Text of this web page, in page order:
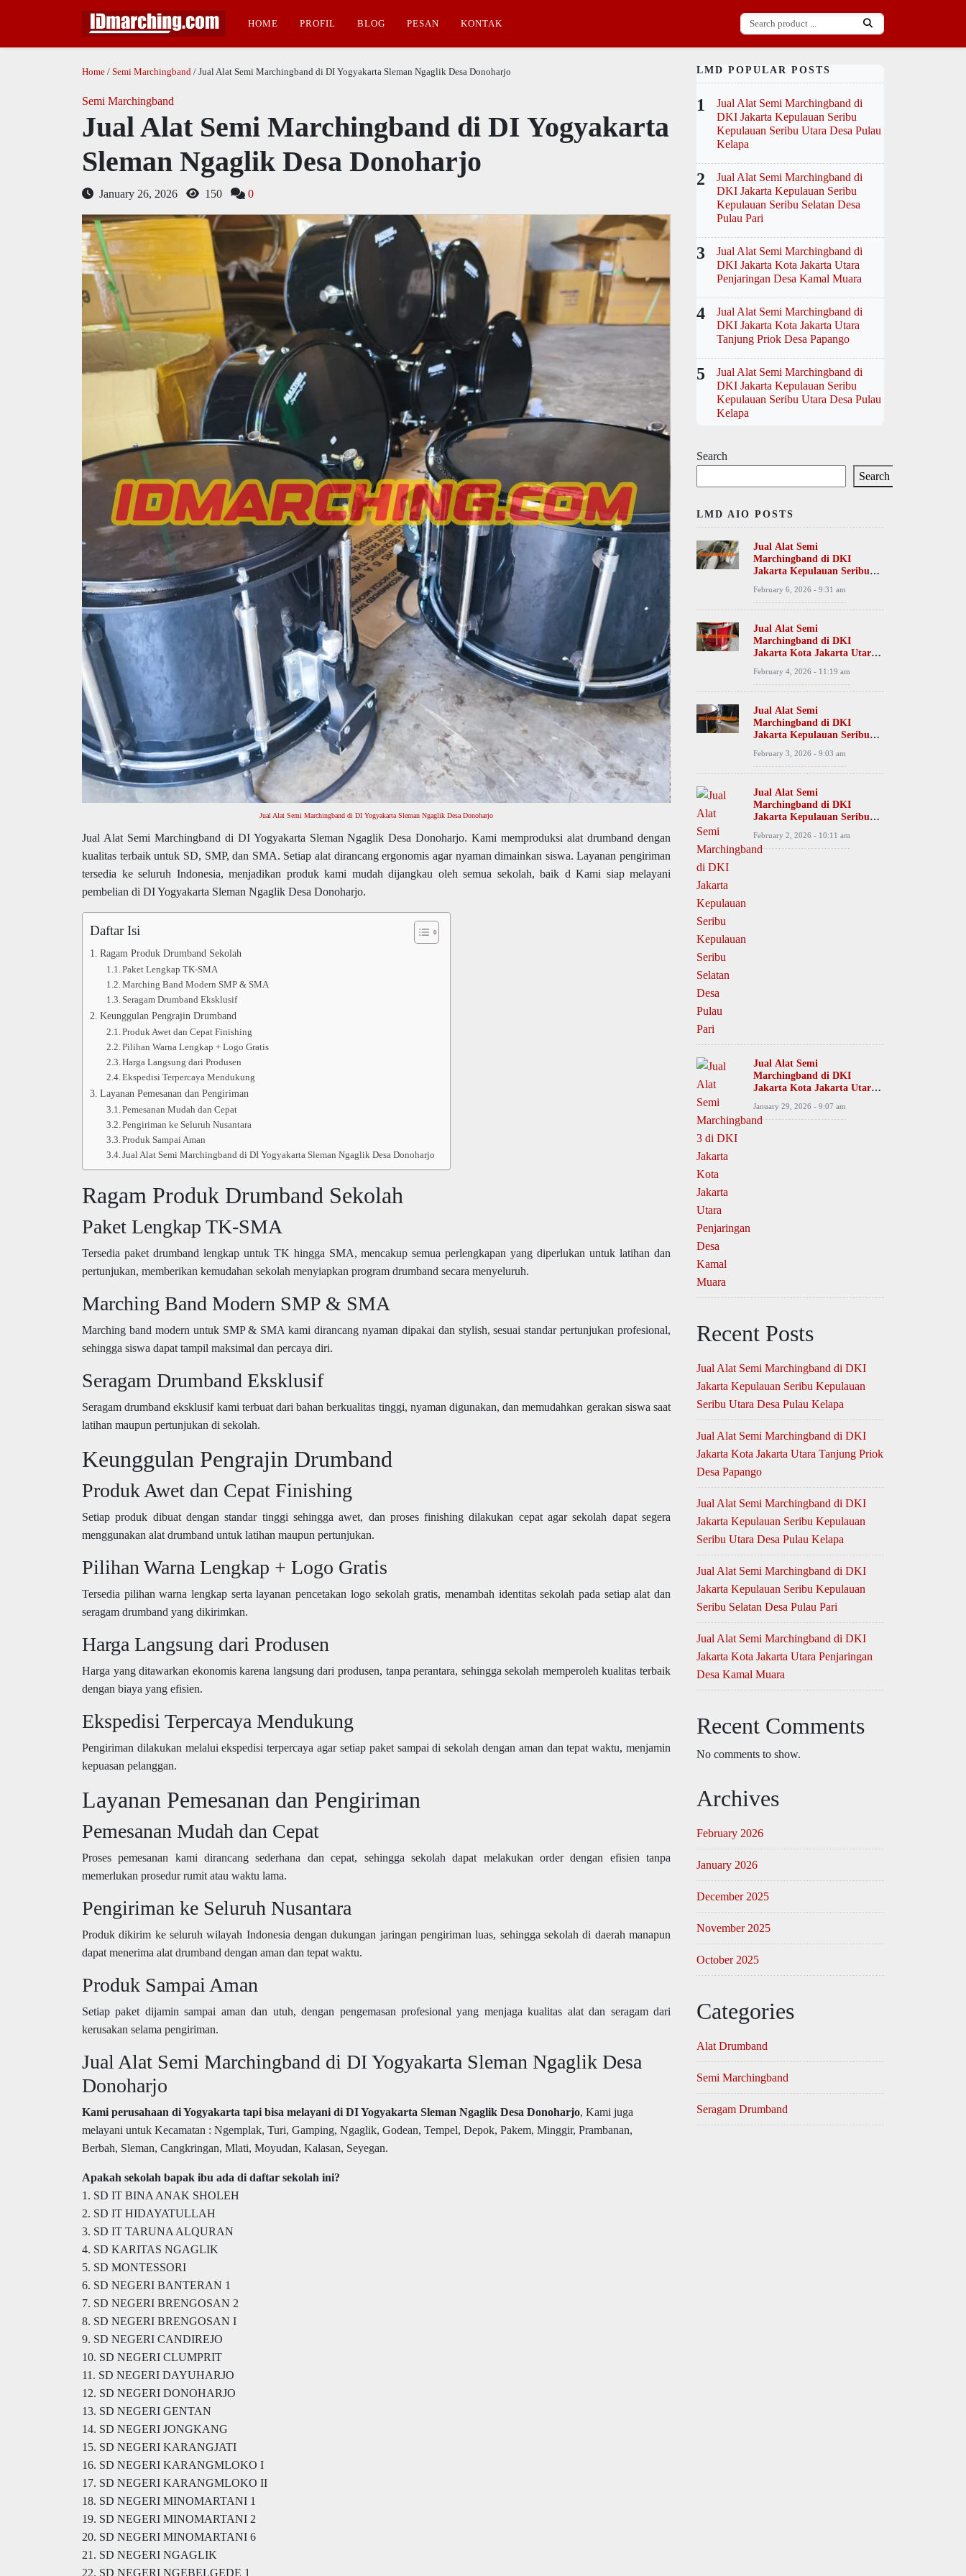
HOME PROFIL BLOG PESAN KONTAK
Home / Semi Marchingband / Jual Alat Semi Marchingband di DI Yogyakarta Sleman Ngaglik Desa Donoharjo
Semi Marchingband
Jual Alat Semi Marchingband di DI Yogyakarta
Sleman Ngaglik Desa Donoharjo
January 26, 2026 150 0
Jual Alat Semi Marchingband di DI Yogyakarta Sleman Ngaglik Desa Donoharjo
Jual Alat Semi Marchingband di DI Yogyakarta Sleman Ngaglik Desa Donoharjo. Kami memproduksi alat drumband dengan
kualitas terbaik untuk SD, SMP, dan SMA. Setiap alat dirancang ergonomis agar nyaman dimainkan siswa. Layanan pengiriman
tersedia ke seluruh Indonesia, menjadikan produk kami mudah dijangkau oleh semua sekolah, baik d Kami siap melayani
pembelian di DI Yogyakarta Sleman Ngaglik Desa Donoharjo.
Daftar Isi
Ragam Produk Drumband Sekolah
Paket Lengkap TK-SMA
Marching Band Modern SMP & SMA
Seragam Drumband Eksklusif
Keunggulan Pengrajin Drumband
Produk Awet dan Cepat Finishing
Pilihan Warna Lengkap + Logo Gratis
Harga Langsung dari Produsen
Ekspedisi Terpercaya Mendukung
Layanan Pemesanan dan Pengiriman
Pemesanan Mudah dan Cepat
Pengiriman ke Seluruh Nusantara
Produk Sampai Aman
Jual Alat Semi Marchingband di DI Yogyakarta Sleman Ngaglik Desa Donoharjo
Ragam Produk Drumband Sekolah
Paket Lengkap TK-SMA
Tersedia paket drumband lengkap untuk TK hingga SMA, mencakup semua perlengkapan yang diperlukan untuk latihan dan
pertunjukan, memberikan kemudahan sekolah menyiapkan program drumband secara menyeluruh.
Marching Band Modern SMP & SMA
Marching band modern untuk SMP & SMA kami dirancang nyaman dipakai dan stylish, sesuai standar pertunjukan profesional,
sehingga siswa dapat tampil maksimal dan percaya diri.
Seragam Drumband Eksklusif
Seragam drumband eksklusif kami terbuat dari bahan berkualitas tinggi, nyaman digunakan, dan memudahkan gerakan siswa saat
latihan maupun pertunjukan di sekolah.
Keunggulan Pengrajin Drumband
Produk Awet dan Cepat Finishing
Setiap produk dibuat dengan standar tinggi sehingga awet, dan proses finishing dilakukan cepat agar sekolah dapat segera
menggunakan alat drumband untuk latihan maupun pertunjukan.
Pilihan Warna Lengkap + Logo Gratis
Tersedia pilihan warna lengkap serta layanan pencetakan logo sekolah gratis, menambah identitas sekolah pada setiap alat dan
seragam drumband yang dikirimkan.
Harga Langsung dari Produsen
Harga yang ditawarkan ekonomis karena langsung dari produsen, tanpa perantara, sehingga sekolah memperoleh kualitas terbaik
dengan biaya yang efisien.
Ekspedisi Terpercaya Mendukung
Pengiriman dilakukan melalui ekspedisi terpercaya agar setiap paket sampai di sekolah dengan aman dan tepat waktu, menjamin
kepuasan pelanggan.
Layanan Pemesanan dan Pengiriman
Pemesanan Mudah dan Cepat
Proses pemesanan kami dirancang sederhana dan cepat, sehingga sekolah dapat melakukan order dengan efisien tanpa
memerlukan prosedur rumit atau waktu lama.
Pengiriman ke Seluruh Nusantara
Produk dikirim ke seluruh wilayah Indonesia dengan dukungan jaringan pengiriman luas, sehingga sekolah di daerah manapun
dapat menerima alat drumband dengan aman dan tepat waktu.
Produk Sampai Aman
Setiap paket dijamin sampai aman dan utuh, dengan pengemasan profesional yang menjaga kualitas alat dan seragam dari
kerusakan selama pengiriman.
Jual Alat Semi Marchingband di DI Yogyakarta Sleman Ngaglik Desa
Donoharjo
Kami perusahaan di Yogyakarta tapi bisa melayani di DI Yogyakarta Sleman Ngaglik Desa Donoharjo, Kami juga
melayani untuk Kecamatan : Ngemplak, Turi, Gamping, Ngaglik, Godean, Tempel, Depok, Pakem, Minggir, Prambanan,
Berbah, Sleman, Cangkringan, Mlati, Moyudan, Kalasan, Seyegan.
Apakah sekolah bapak ibu ada di daftar sekolah ini?
1. SD IT BINA ANAK SHOLEH
2. SD IT HIDAYATULLAH
3. SD IT TARUNA ALQURAN
4. SD KARITAS NGAGLIK
5. SD MONTESSORI
6. SD NEGERI BANTERAN 1
7. SD NEGERI BRENGOSAN 2
8. SD NEGERI BRENGOSAN I
9. SD NEGERI CANDIREJO
10. SD NEGERI CLUMPRIT
11. SD NEGERI DAYUHARJO
12. SD NEGERI DONOHARJO
13. SD NEGERI GENTAN
14. SD NEGERI JONGKANG
15. SD NEGERI KARANGJATI
16. SD NEGERI KARANGMLOKO I
17. SD NEGERI KARANGMLOKO II
18. SD NEGERI MINOMARTANI 1
19. SD NEGERI MINOMARTANI 2
20. SD NEGERI MINOMARTANI 6
21. SD NEGERI NGAGLIK
22. SD NEGERI NGEBELGEDE 1
LMD POPULAR POSTS
1
Jual Alat Semi Marchingband di
DKI Jakarta Kepulauan Seribu
Kepulauan Seribu Utara Desa Pulau
Kelapa
2
Jual Alat Semi Marchingband di
DKI Jakarta Kepulauan Seribu
Kepulauan Seribu Selatan Desa
Pulau Pari
3
Jual Alat Semi Marchingband di
DKI Jakarta Kota Jakarta Utara
Penjaringan Desa Kamal Muara
4
Jual Alat Semi Marchingband di
DKI Jakarta Kota Jakarta Utara
Tanjung Priok Desa Papango
5
Jual Alat Semi Marchingband di
DKI Jakarta Kepulauan Seribu
Kepulauan Seribu Utara Desa Pulau
Kelapa
Search
Search
LMD AIO POSTS
Jual Alat Semi
Marchingband di DKI
Jakarta Kepulauan Seribu
Desa Pulau Kelapa
February 6, 2026 - 9:31 am
Jual Alat Semi
Marchingband di DKI
Jakarta Kota Jakarta Utara
February 4, 2026 - 11:19 am
Jual Alat Semi
Marchingband di DKI
Jakarta Kepulauan Seribu
Desa Pulau Kelapa
February 3, 2026 - 9:03 am
Jual Alat Semi
Marchingband di DKI
Jakarta Kepulauan Seribu
Desa Pulau Pari
February 2, 2026 - 10:11 am
Jual Alat Semi
Marchingband di DKI
Jakarta Kota Jakarta Utara
Muara
January 29, 2026 - 9:07 am
Recent Posts
Jual Alat Semi Marchingband di DKI
Jakarta Kepulauan Seribu Kepulauan
Seribu Utara Desa Pulau Kelapa
Jual Alat Semi Marchingband di DKI
Jakarta Kota Jakarta Utara Tanjung Priok
Desa Papango
Jual Alat Semi Marchingband di DKI
Jakarta Kepulauan Seribu Kepulauan
Seribu Utara Desa Pulau Kelapa
Jual Alat Semi Marchingband di DKI
Jakarta Kepulauan Seribu Kepulauan
Seribu Selatan Desa Pulau Pari
Jual Alat Semi Marchingband di DKI
Jakarta Kota Jakarta Utara Penjaringan
Desa Kamal Muara
Recent Comments
No comments to show.
Archives
February 2026
January 2026
December 2025
November 2025
October 2025
Categories
Alat Drumband
Semi Marchingband
Seragam Drumband